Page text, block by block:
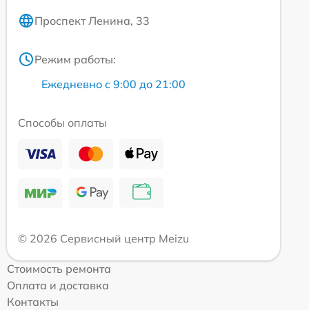
Проспект Ленина, 33
Режим работы:
Ежедневно с 9:00 до 21:00
Способы оплаты
© 2026 Сервисный центр Meizu
Стоимость ремонта
Оплата и доставка
Контакты